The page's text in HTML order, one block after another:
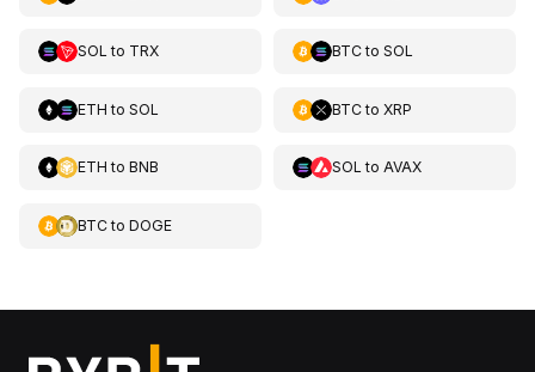
SOL to TRX BTCto SOL
ETH to SOL BTCto XRP
ETH to BNB SOL to AVAX
BTCto DOGE